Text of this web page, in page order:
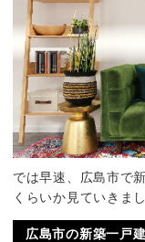
では早速、広島市で
くらいか見ていきまし
広島市の新築一戸